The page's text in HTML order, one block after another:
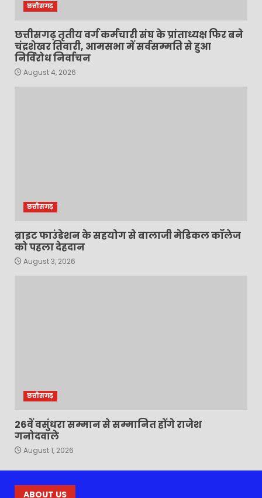
छत्तीसगढ़
छत्तीसगढ़ तृतीय वर्ग कर्मचारी संघ के प्रांताध्यक्ष फिर बने
चंद्रशेखर तिवारी, आमसभा में सर्वसम्मति से हुआ
निर्विरोध निर्वाचन
August 4, 2026
छत्तीसगढ़
ब्राइट फाउंडेशन के सहयोग से बालाजी मेडिकल कॉलेज
को पहला देहदान
August 3, 2026
छत्तीसगढ़
26वें वसुंधरा सम्मान से सम्मानित होंगे राजेश
गनोदवाले
August 1, 2026
ABOUT US